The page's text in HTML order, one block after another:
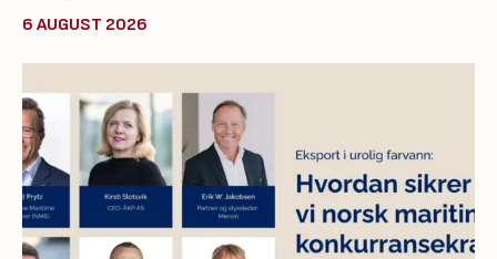
6 AUGUST 2026